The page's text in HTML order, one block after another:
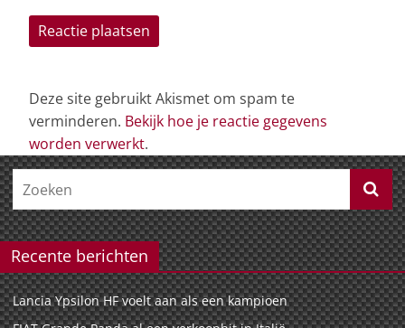
Deze site gebruikt Akismet om spam te
verminderen. Bekijk hoe je reactie gegevens
worden verwerkt.
Recente berichten
Lancia Ypsilon HF voelt aan als een kampioen